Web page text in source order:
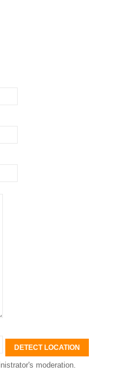
DETECT LOCATION
moderation.